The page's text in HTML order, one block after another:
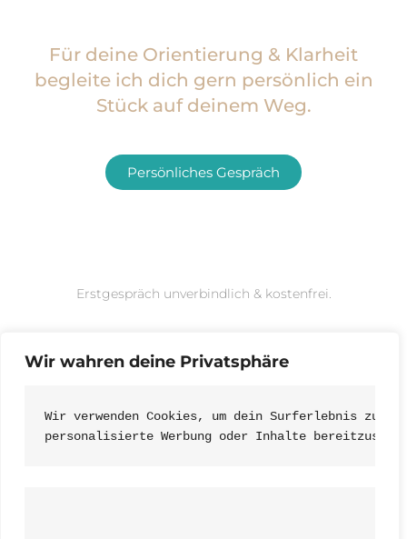
Wir wahren deine Privatsphäre
Wir verwenden Cookies, um dein Surferlebnis zu
personalisierte Werbung oder Inhalte
Für deine Orientierung & Klarheit
begleite ich dich gern persönlich ein
Stück auf deinem Weg.
Persönliches Gespräch
Erstgespräch unverbindlich & kostenfrei.